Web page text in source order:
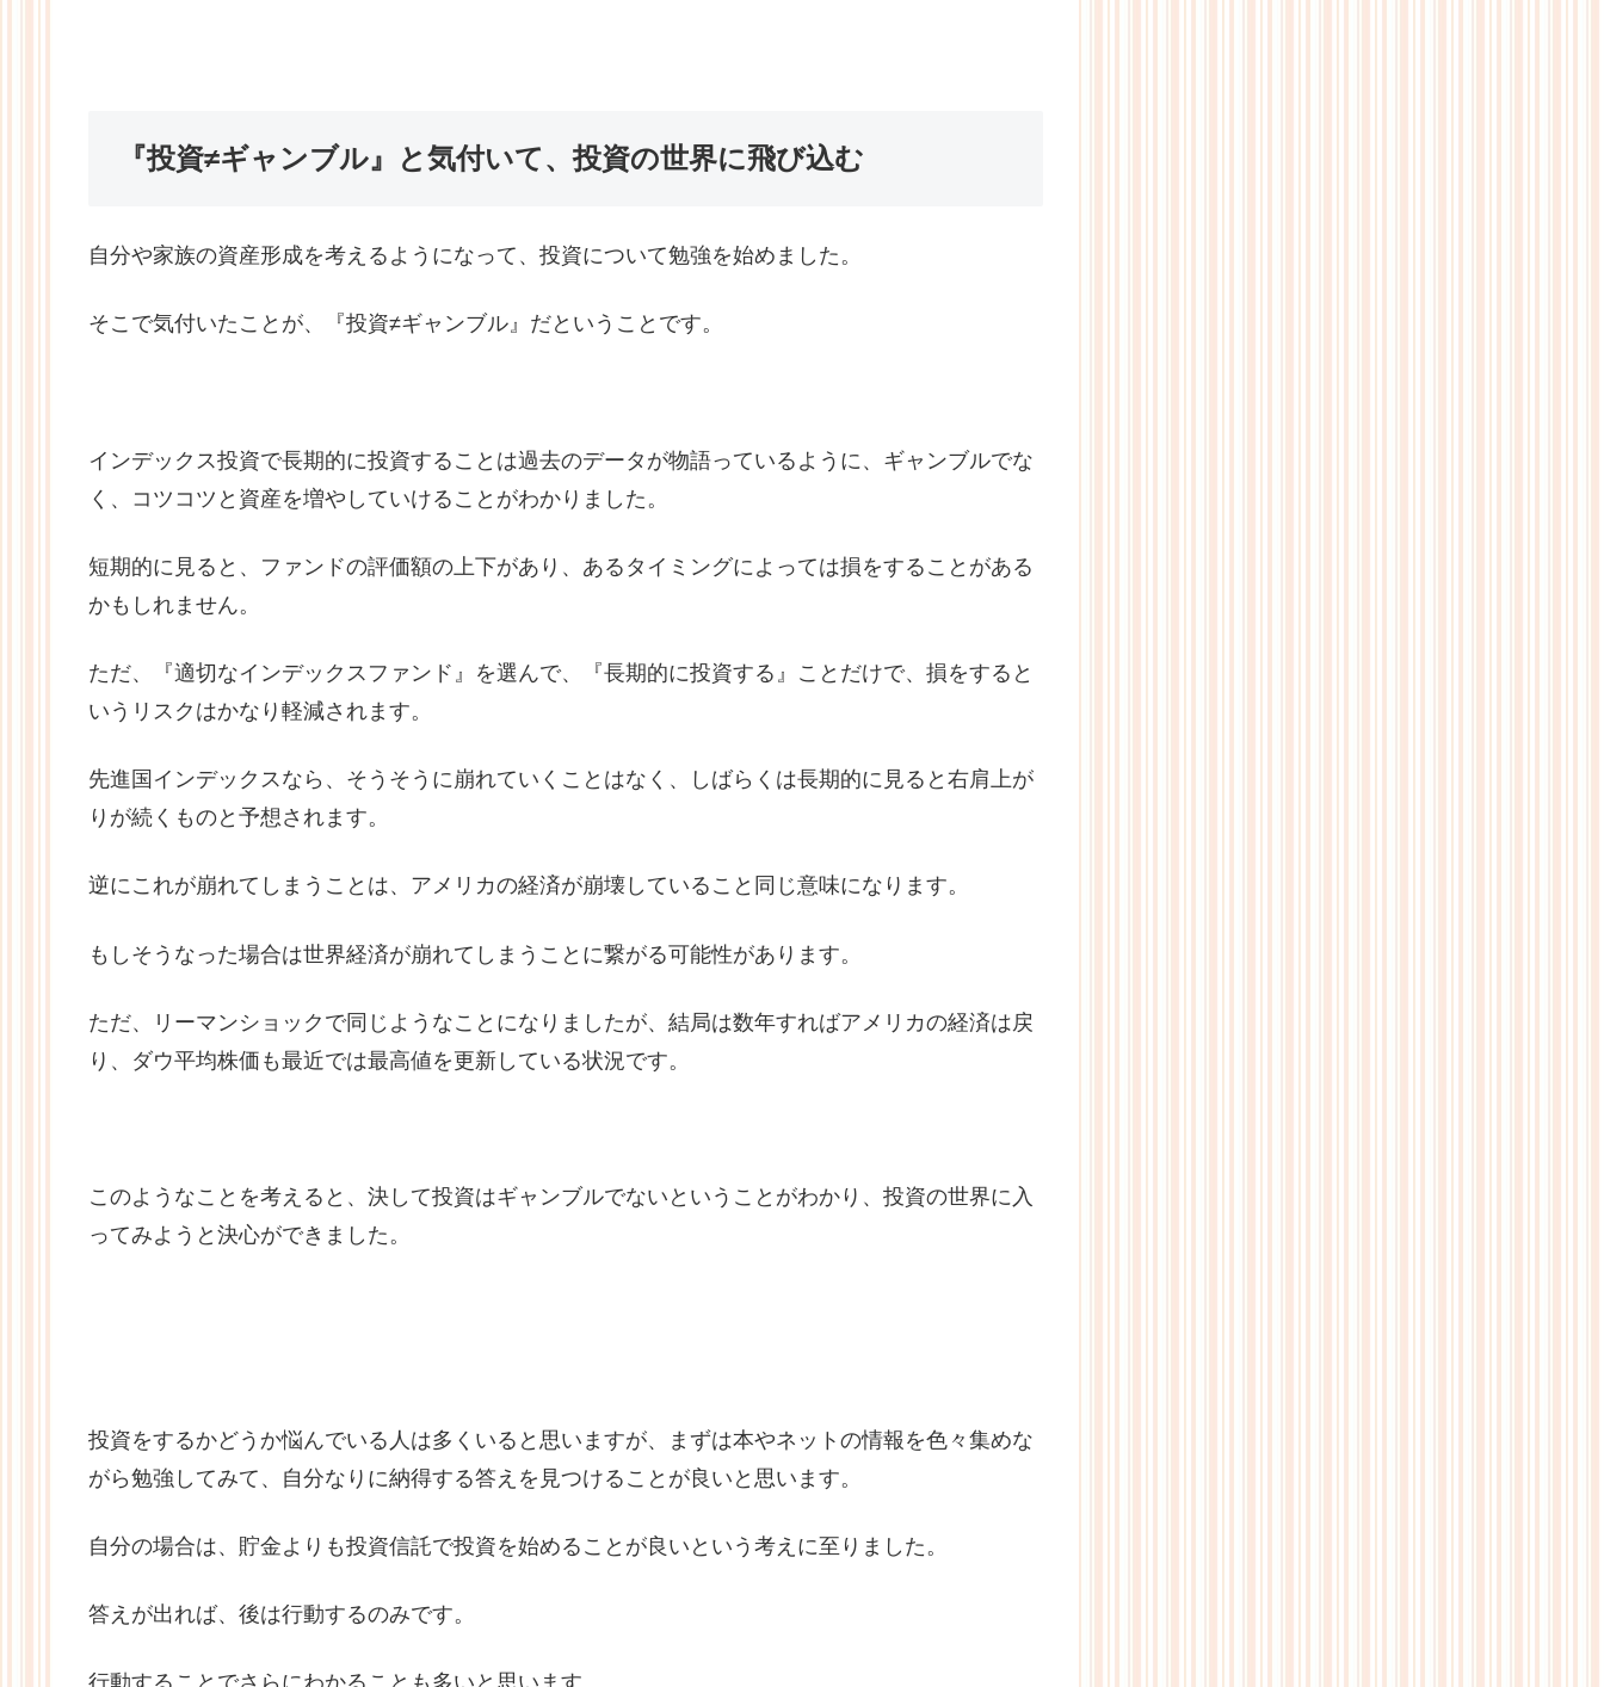
『投資≠ギャンブル』と気付いて、投資の世界に飛び込む
自分や家族の資産形成を考えるようになって、投資について勉強を始めました。
そこで気付いたことが、『投資≠ギャンブル』だということです。
インデックス投資で長期的に投資することは過去のデータが物語っているように、ギャンブルでな
く、コツコツと資産を増やしていけることがわかりました。
短期的に見ると、ファンドの評価額の上下があり、あるタイミングによっては損をすることがある
かもしれません。
ただ、『適切なインデックスファンド』を選んで、『長期的に投資する』ことだけで、損をすると
いうリスクはかなり軽減されます。
先進国インデックスなら、そうそうに崩れていくことはなく、しばらくは長期的に見ると右肩上が
りが続くものと予想されます。
逆にこれが崩れてしまうことは、アメリカの経済が崩壊していること同じ意味になります。
もしそうなった場合は世界経済が崩れてしまうことに繋がる可能性があります。
ただ、リーマンショックで同じようなことになりましたが、結局は数年すればアメリカの経済は戻
り、ダウ平均株価も最近では最高値を更新している状況です。
このようなことを考えると、決して投資はギャンブルでないということがわかり、投資の世界に入
ってみようと決心ができました。
投資をするかどうか悩んでいる人は多くいると思いますが、まずは本やネットの情報を色々集めな
がら勉強してみて、自分なりに納得する答えを見つけることが良いと思います。
自分の場合は、貯金よりも投資信託で投資を始めることが良いという考えに至りました。
答えが出れば、後は行動するのみです。